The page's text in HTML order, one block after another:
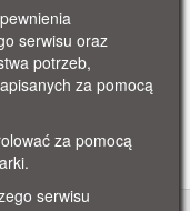
serwisu oraz
potrzeb,
za pomocą
za pomocą
serwisu